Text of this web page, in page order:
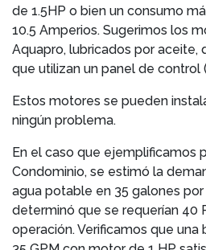
de 1.5HP o bien un consumo
10.5 Amperios. Sugerimos los
Aquapro, lubricados por aceite,
que utilizan un panel de control
Estos motores se pueden
ningún problema.
En el caso que ejemplificamos
Condominio, se estimó la
agua potable en 35 galones
determinó que se requerían 40
operación. Verificamos que